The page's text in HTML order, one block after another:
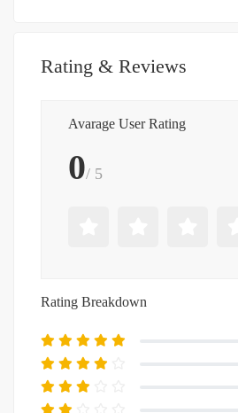
Rating & Reviews
Avarage User Rating
0/ 5
Rating Breakdown